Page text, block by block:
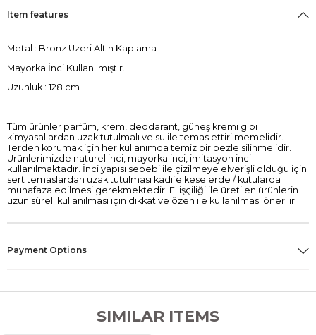
Item features
Metal : Bronz Üzeri Altın Kaplama
Mayorka İnci Kullanılmıştır.
Uzunluk : 128 cm
Tüm ürünler parfüm, krem, deodarant, güneş kremi gibi
kimyasallardan uzak tutulmalı ve su ile temas ettirilmemelidir.
Terden korumak için her kullanımda temiz bir bezle silinmelidir.
Ürünlerimizde naturel inci, mayorka inci, imitasyon inci
kullanılmaktadır. İnci yapısı sebebi ile çizilmeye elverişli olduğu için
sert temaslardan uzak tutulması kadife keselerde / kutularda
muhafaza edilmesi gerekmektedir. El işçiliği ile üretilen ürünlerin
uzun süreli kullanılması için dikkat ve özen ile kullanılması önerilir.
Payment Options
SIMILAR ITEMS